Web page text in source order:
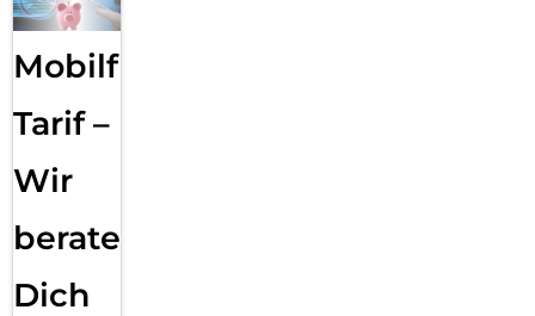
Mobilfunk
Tarif –
Wir
beraten
Dich